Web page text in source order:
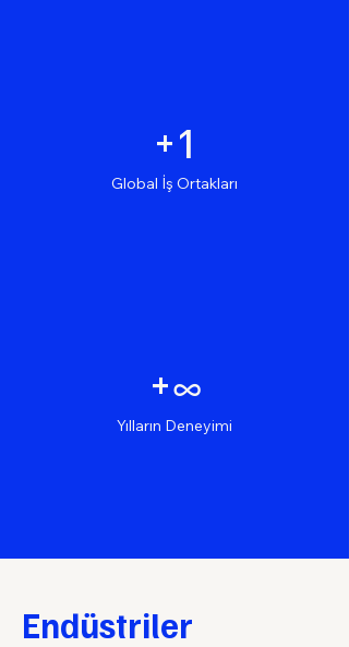
+1
Global İş Ortakları
+∞
Yılların Deneyimi
Endüstriler